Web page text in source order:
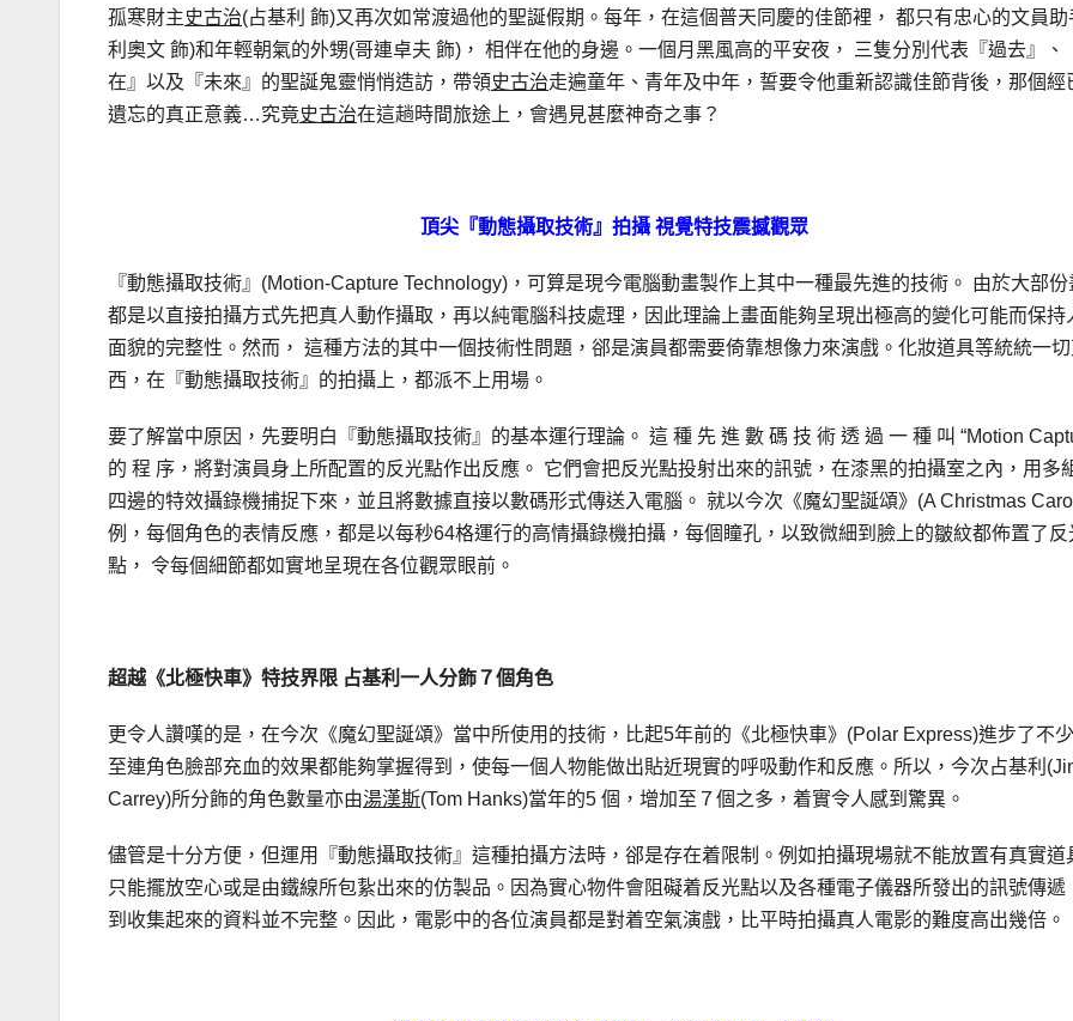
孤寒財主史古治(占基利 飾)又再次如常渡過他的聖誕假期。每年，在這個普天同慶的佳節裡， 都只有忠心的文員助
利奧文 飾)和年輕朝氣的外甥(哥連卓夫 飾)， 相伴在他的身邊。一個月黑風高的平安夜， 三隻分別代表『過去』、
在』以及『未來』的聖誕鬼靈悄悄造訪，帶領史古治走遍童年、青年及中年，誓要令他重新認識佳節背後，那個經
遺忘的真正意義…究竟史古治在這趟時間旅途上，會遇見甚麼神奇之事？
頂尖『動態攝取技術』拍攝 視覺特技震撼觀眾
『動態攝取技術』(Motion-Capture Technology)，可算是現今電腦動畫製作上其中一種最先進的技術。 由於大部份
都是以直接拍攝方式先把真人動作攝取，再以純電腦科技處理，因此理論上畫面能夠呈現出極高的變化可能而保持
面貌的完整性。然而， 這種方法的其中一個技術性問題，郤是演員都需要倚靠想像力來演戲。化妝道具等統統一
西，在『動態攝取技術』的拍攝上，都派不上用場。
要了解當中原因，先要明白『動態攝取技術』的基本運行理論。 這 種 先 進 數 碼 技 術 透 過 一 種 叫 “Motion
的 程 序，將對演員身上所配置的反光點作出反應。 它們會把反光點投射出來的訊號，在漆黑的拍攝室之內，用多
四邊的特效攝錄機捕捉下來，並且將數據直接以數碼形式傳送入電腦。 就以今次《魔幻聖誕頌》(A Christmas
例，每個角色的表情反應，都是以每秒64格運行的高情攝錄機拍攝，每個瞳孔，以致微細到臉上的皺紋都佈置了反
點， 令每個細節都如實地呈現在各位觀眾眼前。
超越《北極快車》特技界限 占基利一人分飾７個角色
更令人讚嘆的是，在今次《魔幻聖誕頌》當中所使用的技術，比起5年前的《北極快車》(Polar Express)進步了不
至連角色臉部充血的效果都能夠掌握得到，使每一個人物能做出貼近現實的呼吸動作和反應。所以，今次占基利
Carrey)所分飾的角色數量亦由湯漢斯(Tom Hanks)當年的5 個，增加至７個之多，着實令人感到驚異。
儘管是十分方便，但運用『動態攝取技術』這種拍攝方法時，郤是存在着限制。例如拍攝現場就不能放置有真實道
只能擺放空心或是由鐵線所包紥出來的仿製品。因為實心物件會阻礙着反光點以及各種電子儀器所發出的訊號傳遞
到收集起來的資料並不完整。因此，電影中的各位演員都是對着空氣演戲，比平時拍攝真人電影的難度高出幾倍。